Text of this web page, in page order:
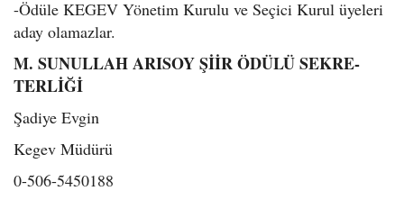
-Ödüle KEGEV Yö­ne­tim Ku­ru­lu ve Se­çi­ci Kurul üye­le­ri
aday ola­maz­lar.
M. SU­NUL­LAH ARI­SOY ŞİİR ÖDÜLÜ SEK­RE­
TERLİĞİ
Şa­di­ye Evgin
Kegev Mü­dü­rü
0-506-5450188